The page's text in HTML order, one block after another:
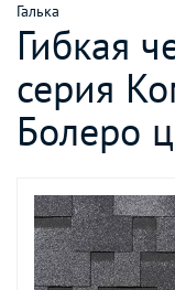
Галька
Гибкая
серия
Болеро